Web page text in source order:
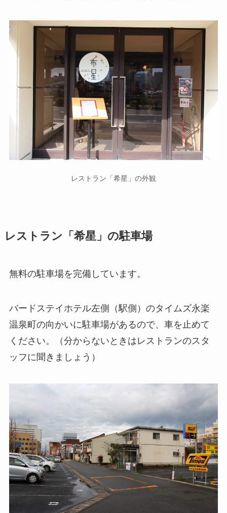
レストラン「希星」の外観
レストラン「希星」の駐車場
無料の駐車場を完備しています。
バードステイホテル左側（駅側）のタイムズ永楽
温泉町の向かいに駐車場があるので、車を止めて
ください。（分からないときはレストランのスタ
ッフに聞きましょう）